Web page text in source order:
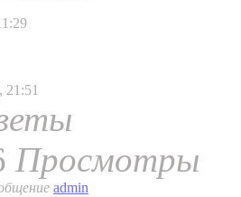
21:51
Просмотры
admin